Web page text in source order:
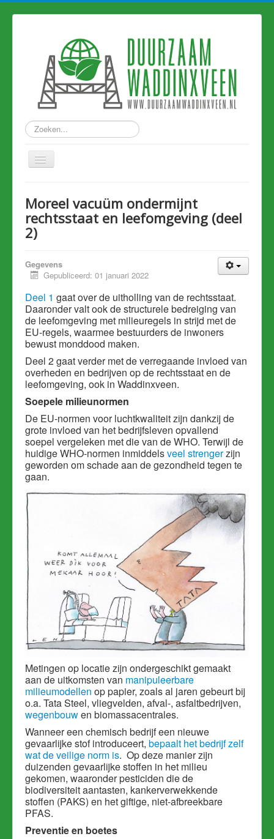
Zoeken...
Nieuws
Hart van Holland
Eerdere artikelen
Moreel vacuüm ondermijnt
rechtsstaat en leefomgeving (deel
2)
Gegevens
Gepubliceerd: 01 januari 2022
Deel 1 gaat over de uitholling van de rechtsstaat.
Daaronder valt ook de structurele bedreiging van
de leefomgeving met milieuregels in strijd met de
EU-regels, waarmee bestuurders de inwoners
bewust monddood maken.
Deel 2 gaat verder met de verregaande invloed van
overheden en bedrijven op de rechtsstaat en de
leefomgeving, ook in Waddinxveen.
Soepele milieunormen
De EU-normen voor luchtkwaliteit zijn dankzij de
grote invloed van het bedrijfsleven opvallend
soepel vergeleken met die van de WHO. Terwijl de
huidige WHO-normen inmiddelsveel strengerzijn
geworden om schade aan de gezondheid tegen te
gaan.
Metingen op locatie zijn ondergeschikt gemaakt
aan de uitkomsten van manipuleerbare
milieumodellen op papier, zoals al jaren gebeurt bij
o.a. Tata Steel, vliegvelden, afval-, asfaltbedrijven,
wegenbouwen biomassacentrales.
Wanneer een chemisch bedrijf een nieuwe
gevaarlijke stof introduceert, bepaalt het bedrijf zelf
wat de veilige norm is. Op deze manier zijn
duizenden gevaarlijke stoffen in het milieu
gekomen, waaronder pesticiden die de
biodiversiteit aantasten, kankerverwekkende
stoffen (PAKS) en het giftige, niet-afbreekbare
PFAS.
Preventie en boetes